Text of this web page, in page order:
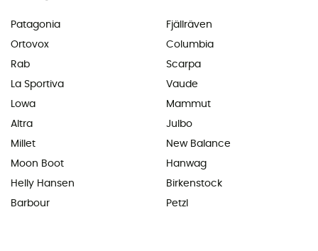
Patagonia
Ortovox
Rab
La Sportiva
Lowa
Altra
Millet
Moon Boot
Helly Hansen
Barbour
Fjällräven
Columbia
Scarpa
Vaude
Mammut
Julbo
New Balance
Hanwag
Birkenstock
Petzl